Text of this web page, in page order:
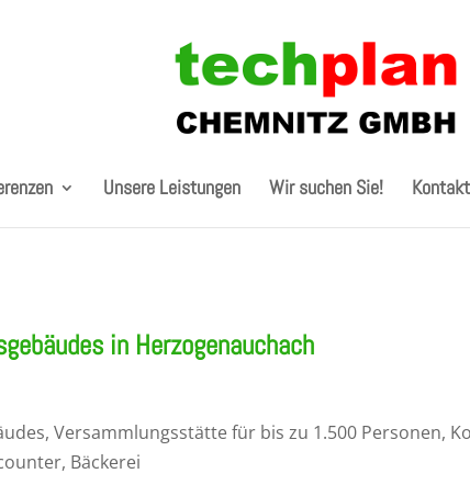
Unsere Leistungen Wir suchen Sie! Kontakt
in Herzogenauchach
Versammlungsstätte für bis zu 1.500 Personen,
Bäckerei